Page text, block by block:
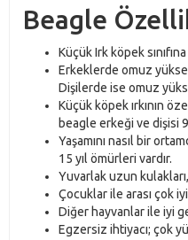
Beagle
Küçük Irk köpek
Erkeklerde omuz
Dişilerde ise omuz
Küçük köpek ırkının
beagle erkeği ve dişisi
Yaşamını nasıl bir
15 yıl ömürleri vardır.
Yuvarlak uzun kulakları,
Çocuklar ile arası çok
Diğer hayvanlar ile iyi
Egzersiz ihtiyacı; çok